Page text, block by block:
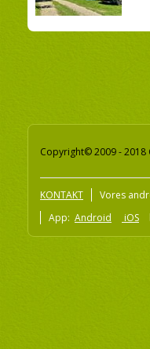
Copyright© 2009 -
KONTAKT Vores
App: Android iOS